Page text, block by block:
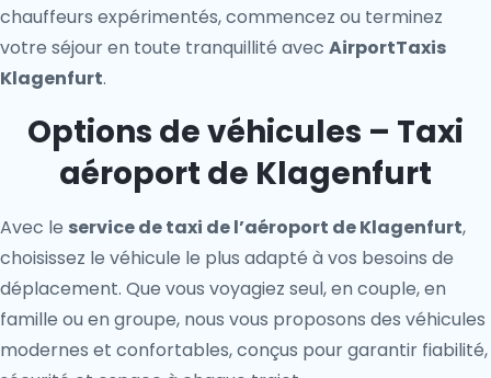
chauffeurs expérimentés, commencez ou terminez
votre séjour en toute tranquillité avec AirportTaxis
Klagenfurt.
Options de véhicules – Taxi
aéroport de Klagenfurt
Avec le service de taxi de l’aéroport de Klagenfurt,
choisissez le véhicule le plus adapté à vos besoins de
déplacement. Que vous voyagiez seul, en couple, en
famille ou en groupe, nous vous proposons des véhicules
modernes et confortables, conçus pour garantir fiabilité,